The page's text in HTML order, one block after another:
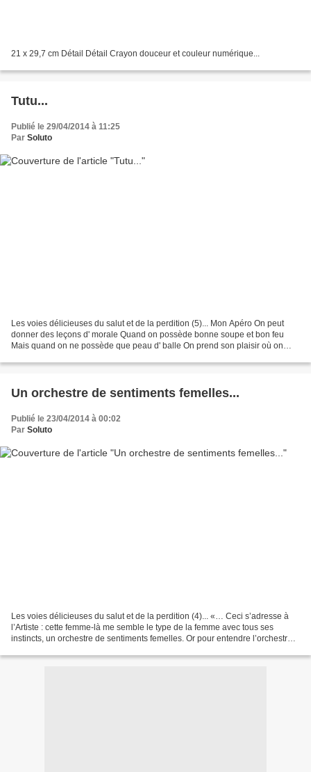
21 x 29,7 cm Détail Détail Crayon douceur et couleur numérique...
Tutu...
Publié le 29/04/2014 à 11:25
Par Soluto
Les voies délicieuses du salut et de la perdition (5)... Mon Apéro On peut
donner des leçons d' morale Quand on possède bonne soupe et bon feu
Mais quand on ne possède que peau d' balle On prend son plaisir où on
Un orchestre de sentiments femelles...
Publié le 23/04/2014 à 00:02
Par Soluto
Les voies délicieuses du salut et de la perdition (4)... «… Ceci s’adresse à
l’Artiste : cette femme-là me semble le type de la femme avec tous ses
instincts, un orchestre de sentiments femelles. Or pour entendre l’orchestre